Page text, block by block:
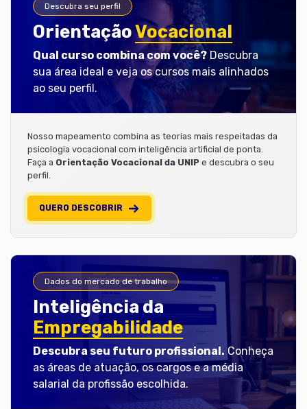
Descubra seu perfil
OrientaçãoVocacional
Qual curso combina com você? Descubra
sua área ideal e veja os cursos mais alinhados
ao seu perfil.
Nosso mapeamento combina as teorias mais respeitadas da
psicologia vocacional com inteligência artificial de ponta.
Faça a Orientação Vocacional da UNIP e descubra o seu
perfil.
QUERO DESCOBRIR
Dados do mercado de trabalho
Inteligência da
Empregabilidade
Descubra seu futuro profissional. Conheça
as áreas de atuação, os cargos e a média
salarial da profissão escolhida.